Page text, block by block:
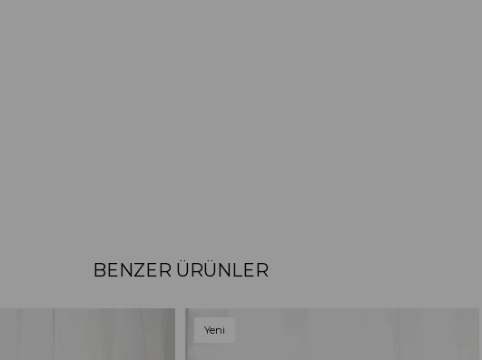
BENZER ÜRÜNLER
Yeni